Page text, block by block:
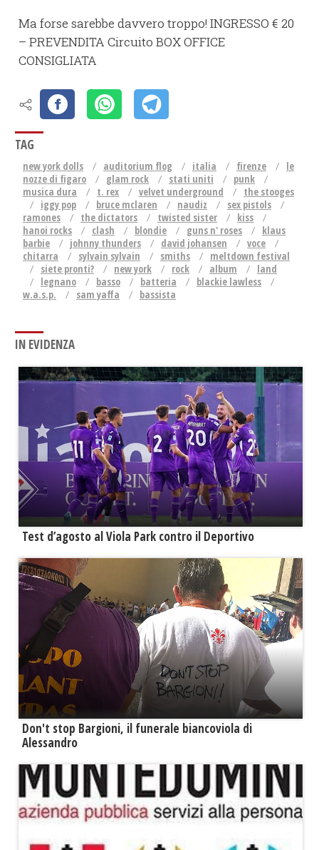
Ma forse sarebbe davvero troppo! INGRESSO € 20
– PREVENDITA Circuito BOX OFFICE
CONSIGLIATA
TAG
new york dolls auditorium flog italia firenze
le
nozze di figaro
glam rock stati uniti
punk
musica dura
t. rex velvet underground
the stooges
iggy pop
bruce mclaren naudiz
sex pistols
ramones
the dictators twisted sister
kiss
hanoi rocks
clash blondie guns n' roses
klaus
barbie
johnny thunders david johansen
voce
chitarra
sylvain sylvain smiths
meltdown festival
siete pronti?
new york rock album
land
legnano
basso batteria
blackie lawless
w.a.s.p.
sam yaffa bassista
IN EVIDENZA
Test d’agosto al Viola Park contro il Deportivo
Don't stop Bargioni, il funerale biancoviola di
Alessandro